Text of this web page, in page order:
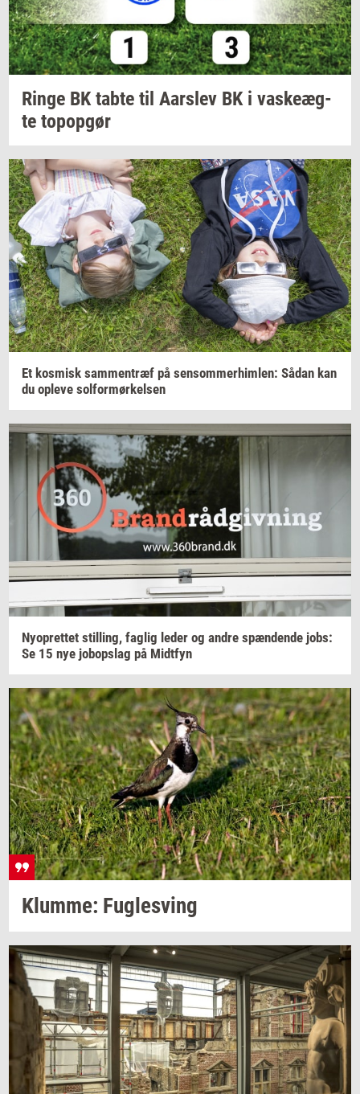
Ringe BK tabte til Aars­lev BK i va­ske­æg­
te topop­gør
Et kos­misk sam­men­træf på sen­som­mer­him­len: Sådan kan
du op­le­ve sol­for­mør­kel­sen
Ny­op­ret­tet stil­ling, fag­lig leder og andre spæn­den­de jobs:
Se 15 nye jo­bop­slag på Midt­fyn
Klum­me: Fug­lesving